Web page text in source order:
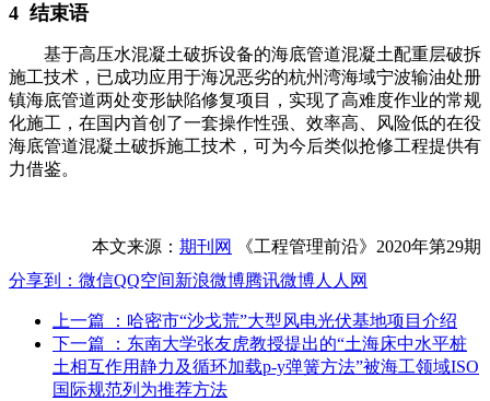
4 结束语
基于高压水混凝土破拆设备的海底管道混凝土配重层破拆
施工技术，已成功应用于海况恶劣的杭州湾海域宁波输油处册
镇海底管道两处变形缺陷修复项目，实现了高难度作业的常规
化施工，在国内首创了一套操作性强、效率高、风险低的在役
海底管道混凝土破拆施工技术，可为今后类似抢修工程提供有
力借鉴。
本文来源： 期刊网
《工程管理前沿》2020年第29期
分享到： 微信QQ空间新浪微博腾讯微博人人网
上一篇
：哈密市“沙戈荒”大型风电光伏基地项目介绍
下一篇
：东南大学张友虎教授提出的“土海床中水平桩
土相互作用静力及循环加载p-y弹簧方法”被海工领域ISO
国际规范列为推荐方法